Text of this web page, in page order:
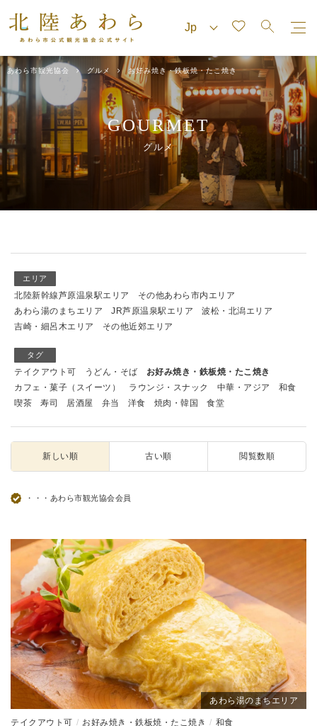
あわら市観光協会 グルメ お好み焼き・鉄板焼・たこ焼き
GOURMET
グルメ
エリア
北陸新幹線芦原温泉駅エリア
その他あわら市内エリア
あわら湯のまちエリア
JR芦原温泉駅エリア
波松・北潟エリア
吉崎・細呂木エリア
その他近郊エリア
タグ
テイクアウト可 うどん・そば
お好み焼き・鉄板焼・たこ焼き
カフェ・菓子（スイーツ）
ラウンジ・スナック 中華・アジア
和食
喫茶
寿司 居酒屋 弁当 洋食 焼肉・韓国 食堂
新しい順 古い順 閲覧数順
・・・あわら市観光協会会員
あわら湯のまちエリア
テイクアウト可 お好み焼き・鉄板焼・たこ焼き 和食